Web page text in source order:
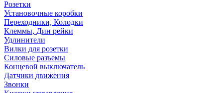
Розетки
Установочные коробки
Переходники, Колодки
Клеммы, Дин рейки
Удлинители
Вилки для розетки
Силовые разъемы
Концевой выключатель
Датчики движения
Звонки